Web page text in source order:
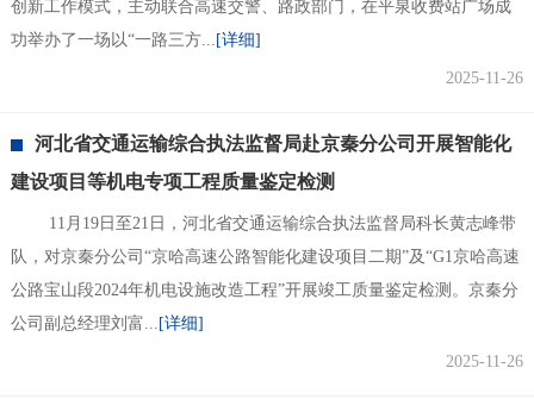
创新工作模式，主动联合高速交警、路政部门，在平泉收费站广场成
功举办了一场以“一路三方... [详细]
2025-11-26
河北省交通运输综合执法监督局赴京秦分公司开展智能化
建设项目等机电专项工程质量鉴定检测
11月19日至21日，河北省交通运输综合执法监督局科长黄志峰带
队，对京秦分公司“京哈高速公路智能化建设项目二期”及“G1京哈高速
公路宝山段2024年机电设施改造工程”开展竣工质量鉴定检测。京秦分
公司副总经理刘富... [详细]
2025-11-26